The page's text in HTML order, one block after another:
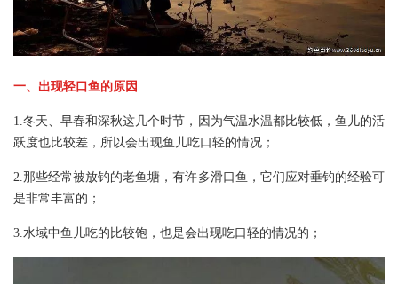
一、出现轻口鱼的原因
1.冬天、早春和深秋这几个时节，因为气温水温都比较低，鱼儿的活
跃度也比较差，所以会出现鱼儿吃口轻的情况；
2.那些经常被放钓的老鱼塘，有许多滑口鱼，它们应对垂钓的经验可
是非常丰富的；
3.水域中鱼儿吃的比较饱，也是会出现吃口轻的情况的；